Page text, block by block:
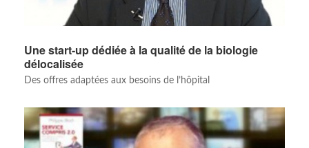
Une start-up dédiée à la qualité de la biologie
délocalisée
Des offres adaptées aux besoins de l’hôpital